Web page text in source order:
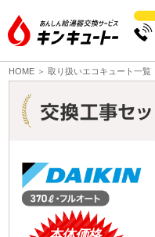
HOME 取り扱いエコキュート一覧